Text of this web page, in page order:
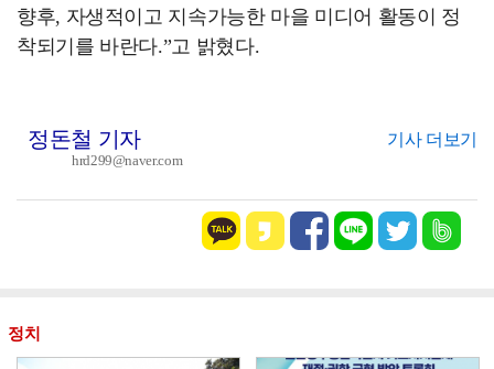
향후, 자생적이고 지속가능한 마을 미디어 활동이 정
착되기를 바란다.”고 밝혔다.
정돈철 기자 기사 더보기
hrd299@naver.com
정치